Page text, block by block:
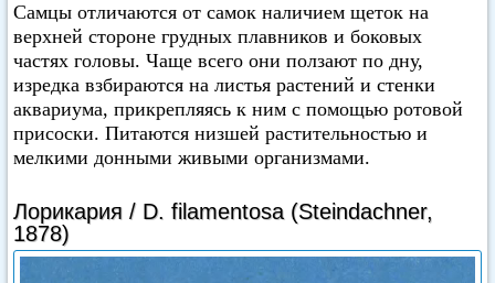
Самцы отличаются от самок наличием щеток на
верхней стороне грудных плавников и боковых
частях головы. Чаще всего они ползают по дну,
изредка взбираются на листья растений и стенки
аквариума, прикрепляясь к ним с помощью ротовой
присоски. Питаются низшей растительностью и
мелкими донными живыми организмами.
Лорикария / D. filamentosa (Steindachner,
1878)